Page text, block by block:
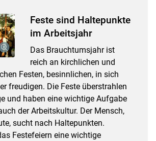
Feste sind Haltepunkte
im Arbeitsjahr
Das Brauchtumsjahr ist
reich an kirchlichen und
Festen, besinnlichen, in sich
freudigen. Die Feste überstrahlen
und haben eine wichtige Aufgabe
der Arbeitskultur. Der Mensch,
sucht nach Haltepunkten.
Festefeiern eine wichtige